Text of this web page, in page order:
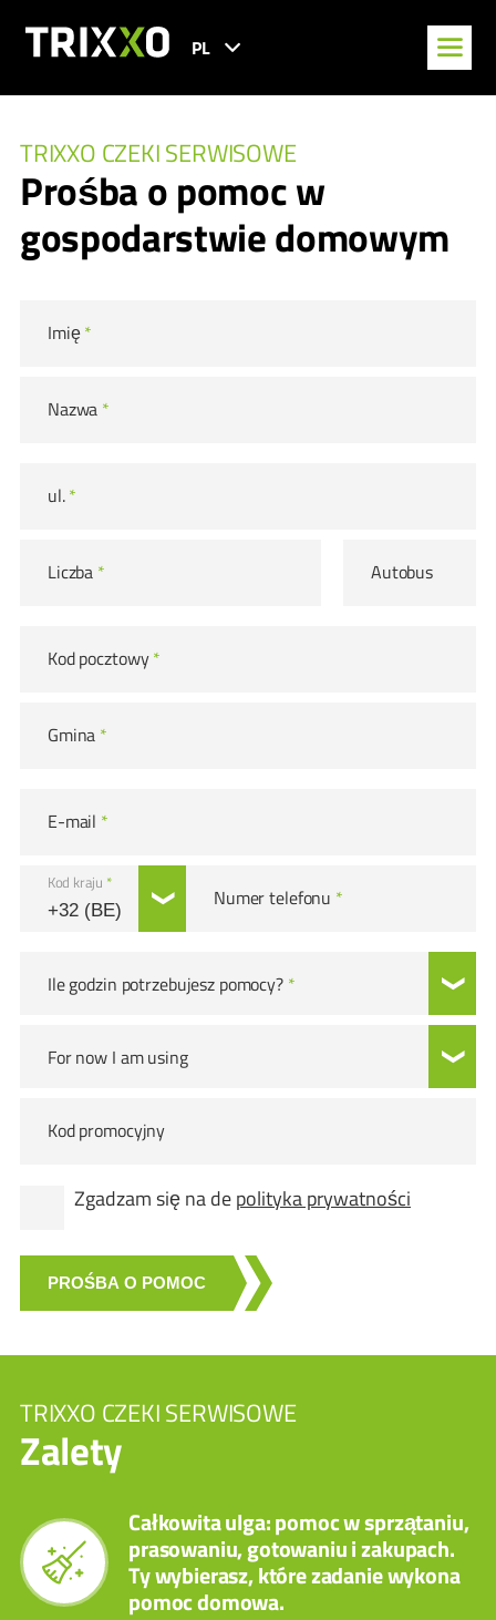
PL
TRIXXO CZEKI SERWISOWE
Zalety
Całkowita ulga: pomoc w sprzątaniu,
prasowaniu, gotowaniu i zakupach.
Ty wybierasz, które zadanie wykona
pomoc domowa.
TRIXXO CZEKI SERWISOWE
Prośba o pomoc w
gospodarstwie domowym
Imię*
Nazwa *
ul.*
Liczba * Autobus
Kod pocztowy*
Gmina *
E-mail *
Kod kraju *
Numer telefonu *
Ile godzin potrzebujesz pomocy? *
For now I am using
Kod promocyjny
Zgadzam się na depolityka prywatności
PROŚBA O POMOC